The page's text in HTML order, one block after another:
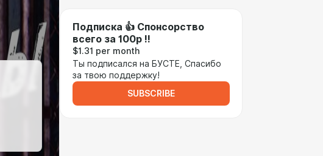
Подписка 👍 Спонсорство
всего за 100р !!
$1.31 per month
Ты подписался на БУСТЕ, Спасибо
за твою поддержку!
SUBSCRIBE